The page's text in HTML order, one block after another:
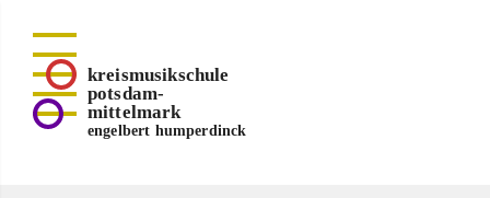
kreismusikschule
potsdam-
mittelmark
engelbert humperdinck